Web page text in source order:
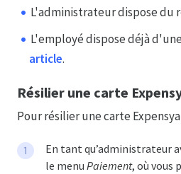
L'administrateur dispose du
L'employé dispose déjà
article.
Résilier une carte
Pour résilier une carte
En tant qu’administrateur
le menu Paiement, où vous